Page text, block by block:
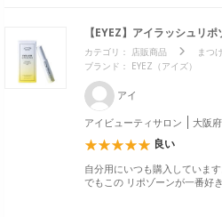
【EYEZ】アイラッシュリ
カテゴリ： 店販商品 まつ
ブランド： EYEZ（アイズ）
アイ
アイビューティサロン 大阪府
良い
自分用にいつも購入していま
でもこの リポゾーンが一番好